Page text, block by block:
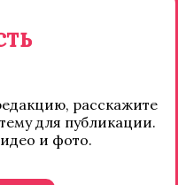
расскажите
для публикации.
и фото.